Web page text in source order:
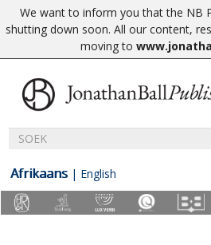
We want to inform you that the NB
shutting down soon. All our content,
moving to
Afrikaans | English